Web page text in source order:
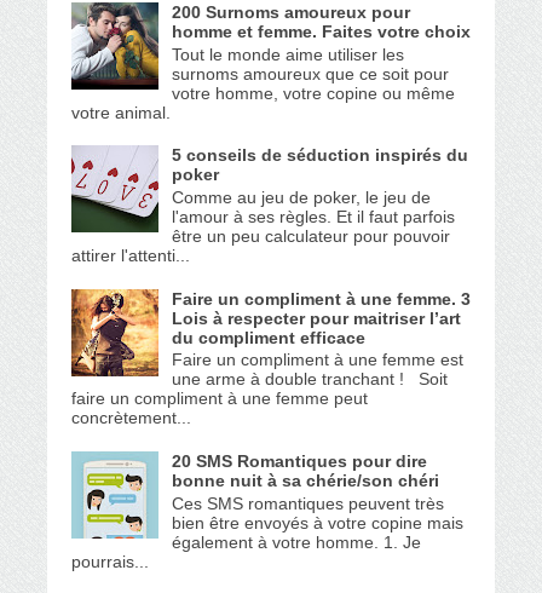
200 Surnoms amoureux pour
homme et femme. Faites votre choix
Tout le monde aime utiliser les
surnoms amoureux que ce soit pour
votre homme, votre copine ou même
votre animal.
5 conseils de séduction inspirés du
poker
Comme au jeu de poker, le jeu de
l'amour à ses règles. Et il faut parfois
être un peu calculateur pour pouvoir
attirer l'attenti...
Faire un compliment à une femme. 3
Lois à respecter pour maitriser l’art
du compliment efficace
Faire un compliment à une femme est
une arme à double tranchant ! Soit
faire un compliment à une femme peut
concrètement...
20 SMS Romantiques pour dire
bonne nuit à sa chérie/son chéri
Ces SMS romantiques peuvent très
bien être envoyés à votre copine mais
également à votre homme. 1. Je
pourrais...